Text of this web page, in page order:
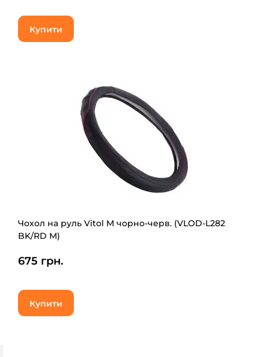
Купити
Чохол на руль Vitol M чорно-черв. (VLOD-L282
BK/RD M)
675 грн.
Купити